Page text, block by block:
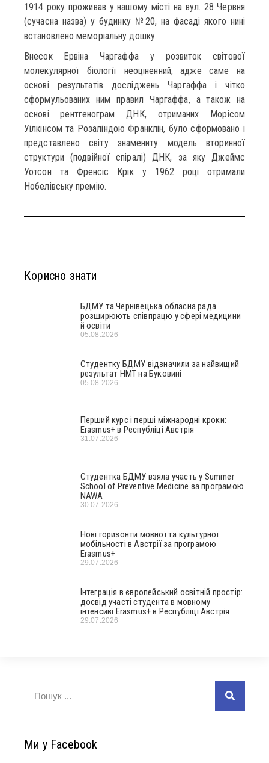
1914 року проживав у нашому місті на вул. 28 Червня
(сучасна назва) у будинку №20, на фасаді якого нині
встановлено меморіальну дошку.
Внесок Ервіна Чаргаффа у розвиток світової
молекулярної біології неоціненний, адже саме на
основі результатів досліджень Чаргаффа і чітко
сформульованих ним правил Чаргаффа, а також на
основі рентгенограм ДНК, отриманих Морісом
Уілкінсом та Розаліндою Франклін, було сформовано і
представлено світу знамениту модель вторинної
структури (подвійної спіралі) ДНК, за яку Джеймс
Уотсон та Френсіс Крік у 1962 році отримали
Нобелівську премію.
Корисно знати
БДМУ та Чернівецька обласна рада
розширюють співпрацю у сфері медицини
й освіти
05.08.2026
Студентку БДМУ відзначили за найвищий
результат НМТ на Буковині
05.08.2026
Перший курс і перші міжнародні кроки:
Erasmus+ в Республіці Австрія
31.07.2026
Студентка БДМУ взяла участь у Summer
School of Preventive Medicine за програмою
NAWA
30.07.2026
Нові горизонти мовної та культурної
мобільності в Австрії за програмою
Erasmus+
29.07.2026
Інтеграція в європейський освітній простір:
досвід участі студента в мовному
інтенсиві Erasmus+ в Республіці Австрія
29.07.2026
Ми у Facebook